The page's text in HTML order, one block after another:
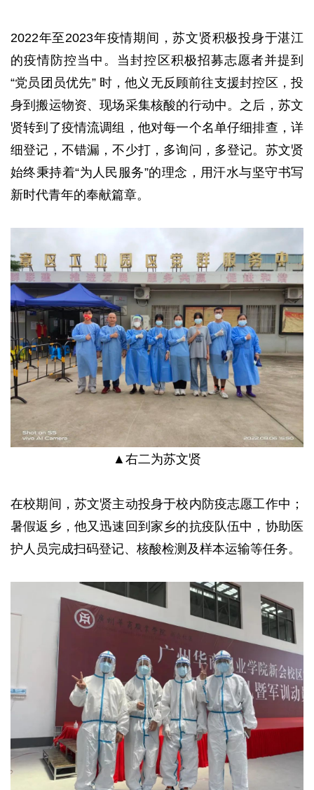
2022年至2023年疫情期间，苏文贤积极投身于湛江
的疫情防控当中。当封控区积极招募志愿者并提到
“党员团员优先” 时，他义无反顾前往支援封控区，投
身到搬运物资、现场采集核酸的行动中。之后，苏文
贤转到了疫情流调组，他对每一个名单仔细排查，详
细登记，不错漏，不少打，多询问，多登记。苏文贤
始终秉持着“为人民服务”的理念，用汗水与坚守书写
新时代青年的奉献篇章。
▲右二为苏文贤
在校期间，苏文贤主动投身于校内防疫志愿工作中；
暑假返乡，他又迅速回到家乡的抗疫队伍中，协助医
护人员完成扫码登记、核酸检测及样本运输等任务。